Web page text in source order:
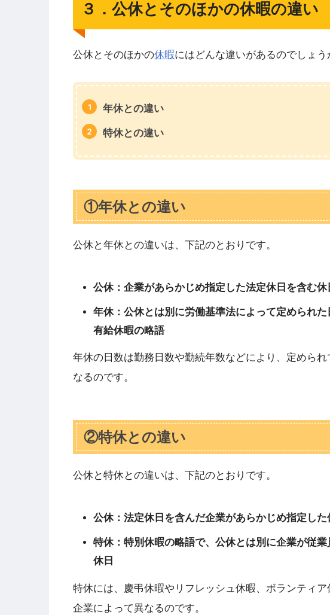
３．公休とそのほかの休暇の違い
公休とそのほかの休暇にはどんな違いがあるのでしょう
年休との違い
特休との違い
①年休との違い
公休と年休との違いは、下記のとおりです。
公休：企業があらかじめ指定した法定休日を含む休
年休：公休とは別に労働基準法によって定められ
有給休暇の略語
年休の日数は勤務日数や勤続年数などにより、定めら
なるのです。
②特休との違い
公休と特休との違いは、下記のとおりです。
公休：法定休日を含んだ企業があらかじめ指定した
特休：特別休暇の略語で、公休とは別に企業が従
休日
特休には、慶弔休暇やリフレッシュ休暇、ボランティ
企業によって異なるのです。